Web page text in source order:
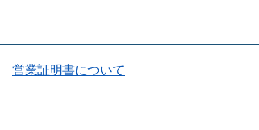
営業証明書について